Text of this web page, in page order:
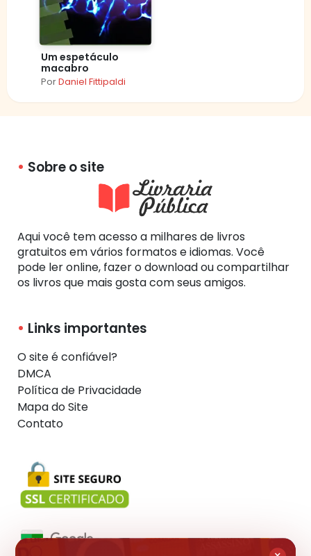
Um espetáculo
macabro
PorDaniel Fittipaldi
Sobre o site
Aqui você tem acesso a milhares de livros
gratuitos em vários formatos e idiomas. Você
pode ler online, fazer o download ou compartilhar
os livros que mais gosta com seus amigos.
Links importantes
O site é confiável?
DMCA
Política de Privacidade
Mapa do Site
Contato